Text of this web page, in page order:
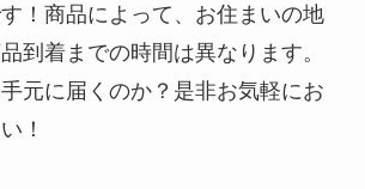
！商品によって、お住まいの地
到着までの時間は異なります。
元に届くのか？是非お気軽にお
！